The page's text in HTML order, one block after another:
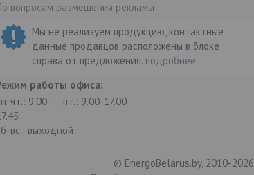
вопросам размещения рекламы
Мы не реализуем продукцию, контактные
данные продавцов расположены в блоке
справа от предложения. подробнее
работы офиса:
чт.: 9.00-
пт.: 9.00-17.00
вс.: выходной
© EnergoBelarus.by, 2010-2026